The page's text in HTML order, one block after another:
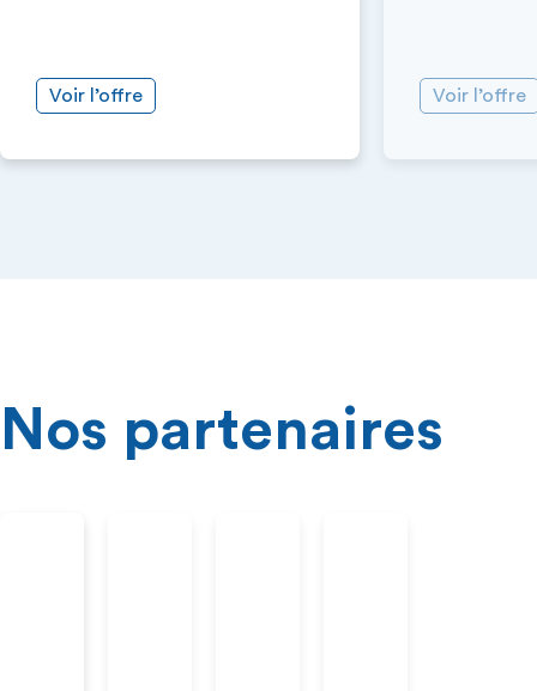
Voir l’offre Voir l’offre
Nos partenaires